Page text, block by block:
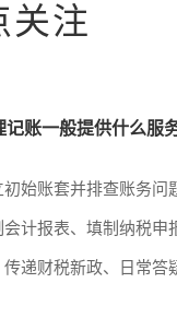
关注
记账一般提供什么服务
初始账套并排查账务问
会计报表、填制纳税申
传递财税新政、日常答